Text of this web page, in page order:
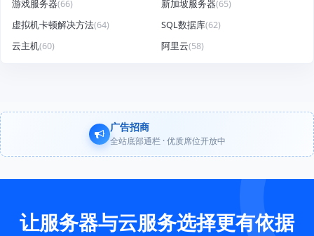
游戏服务器(66) 新加坡服务器(65)
虚拟机卡顿解决方法(64) SQL数据库(62)
云主机(60) 阿里云(58)
广告招商
全站底部通栏 · 优质席位开放中
让服务器与云服务选择更有依据